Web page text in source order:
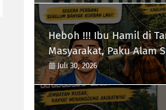
Heboh !!! Ibu Hamil di
Masyarakat, Paku Alam
Infrastruktur Kab.Paluta
Juli 30, 2026